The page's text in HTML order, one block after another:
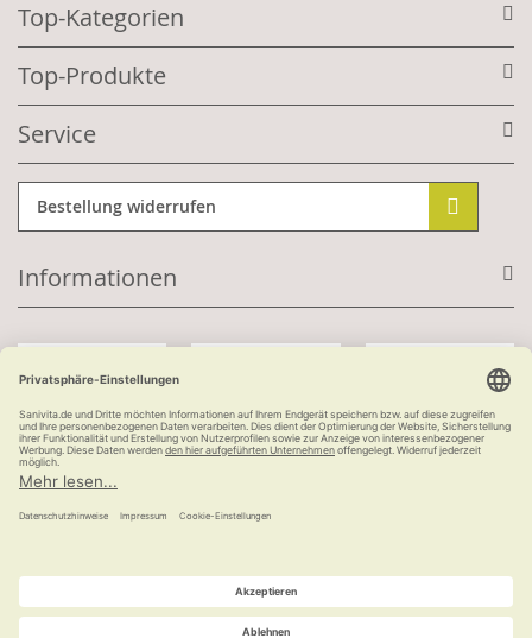
Top-Kategorien
Top-Produkte
Service
Bestellung widerrufen
Informationen
Kauf auf Rechnung
versandkostenfrei